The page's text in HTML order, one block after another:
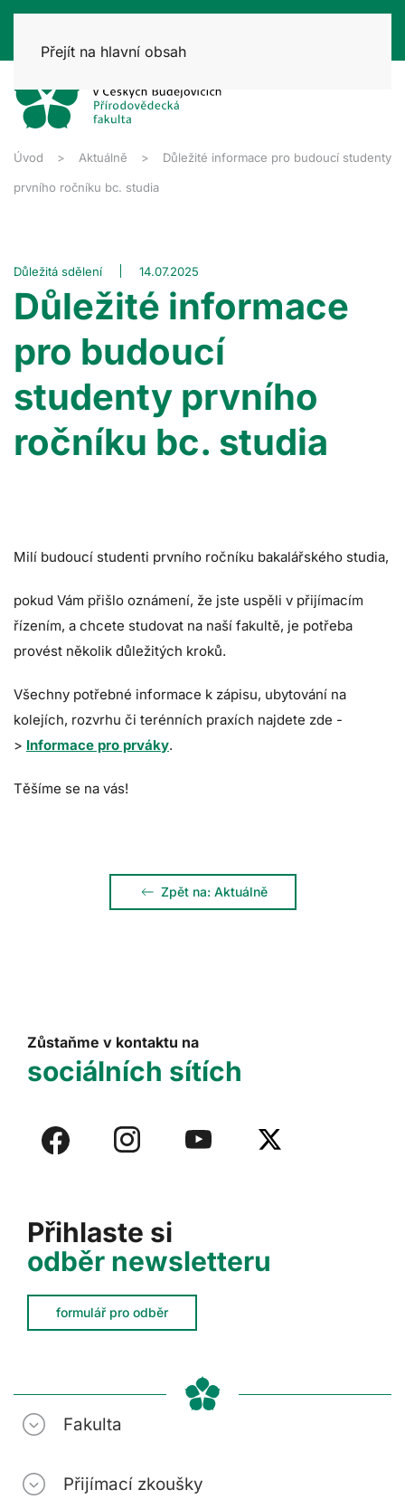
Přejít na hlavní obsah
Úvod Aktuálně Důležité informace pro budoucí studenty
prvního ročníku bc. studia
Důležitá sdělení 14.07.2025
Důležité informace
pro budoucí
studenty prvního
ročníku bc. studia
Milí budoucí studenti prvního ročníku bakalářského studia,
pokud Vám přišlo oznámení, že jste uspěli v přijímacím
řízením, a chcete studovat na naší fakultě, je potřeba
provést několik důležitých kroků.
Všechny potřebné informace k zápisu, ubytování na
kolejích, rozvrhu či terénních praxích najdete zde -
> Informace pro prváky.
Těšíme se na vás!
Zpět na: Aktuálně
Přihlaste si
odběr newsletteru
formulář pro odběr
Zůstaňme v kontaktu na
sociálních sítích
Fakulta
Přijímací zkoušky